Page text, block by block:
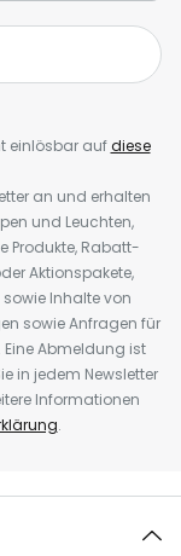
einlösbar aufdiese
an und erhalten
und Leuchten,
Produkte, Rabatt-
Aktionspakete,
Inhalte von
sowie Anfragen für
Abmeldung ist
in jedem Newsletter
Informationen
.